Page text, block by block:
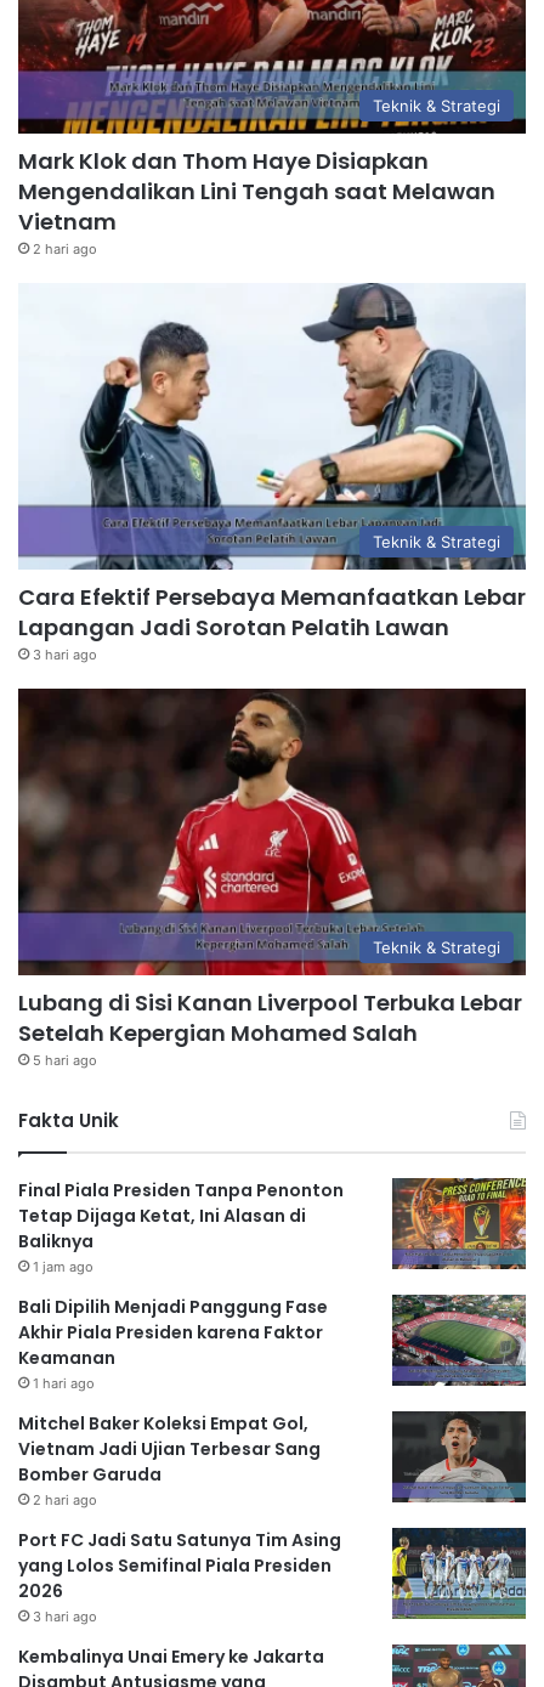
Teknik & Strategi
Mark Klok dan Thom Haye Disiapkan
Mengendalikan Lini Tengah saat Melawan
Vietnam
2 hari ago
Teknik & Strategi
Cara Efektif Persebaya Memanfaatkan Lebar
Lapangan Jadi Sorotan Pelatih Lawan
3 hari ago
Teknik & Strategi
Lubang di Sisi Kanan Liverpool Terbuka Lebar
Setelah Kepergian Mohamed Salah
5 hari ago
Fakta Unik
Final Piala Presiden Tanpa Penonton
Tetap Dijaga Ketat, Ini Alasan di
Baliknya
1 jam ago
Bali Dipilih Menjadi Panggung Fase
Akhir Piala Presiden karena Faktor
Keamanan
1 hari ago
Mitchel Baker Koleksi Empat Gol,
Vietnam Jadi Ujian Terbesar Sang
Bomber Garuda
2 hari ago
Port FC Jadi Satu Satunya Tim Asing
yang Lolos Semifinal Piala Presiden
2026
3 hari ago
Kembalinya Unai Emery ke Jakarta
Disambut Antusiasme yang